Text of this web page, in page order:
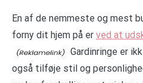
En af de nemmeste og mest
forny dit hjem på er ved at
Gardinringe er
også tilføje stil og